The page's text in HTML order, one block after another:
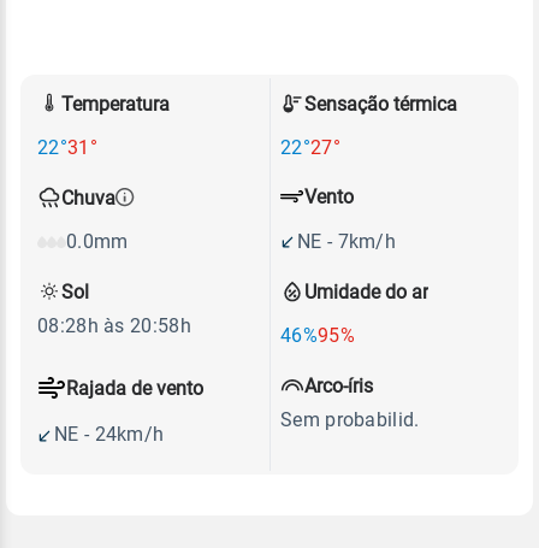
Temperatura
22°31°
Sensação térmica
22°27°
Chuva
0.0mm
Umidade do ar
46%95%
Vento
NE - 7km/h
Rajada de vento
NE - 24km/h
Sol
08:28h às 20:58h
Arco-íris
Sem probabilid.